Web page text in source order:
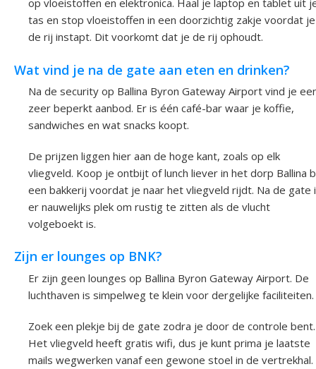
op vloeistoffen en elektronica. Haal je laptop en tablet uit
tas en stop vloeistoffen in een doorzichtig zakje voordat je
de rij instapt. Dit voorkomt dat je de rij ophoudt.
Wat vind je na de gate aan eten en drinken?
Na de security op Ballina Byron Gateway Airport vind je
zeer beperkt aanbod. Er is één café-bar waar je koffie,
sandwiches en wat snacks koopt.
De prijzen liggen hier aan de hoge kant, zoals op elk
vliegveld. Koop je ontbijt of lunch liever in het dorp Ballina
een bakkerij voordat je naar het vliegveld rijdt. Na de gate
er nauwelijks plek om rustig te zitten als de vlucht
volgeboekt is.
Zijn er lounges op BNK?
Er zijn geen lounges op Ballina Byron Gateway Airport. De
luchthaven is simpelweg te klein voor dergelijke faciliteiten.
Zoek een plekje bij de gate zodra je door de controle bent.
Het vliegveld heeft gratis wifi, dus je kunt prima je laatste
mails wegwerken vanaf een gewone stoel in de vertrekhal.